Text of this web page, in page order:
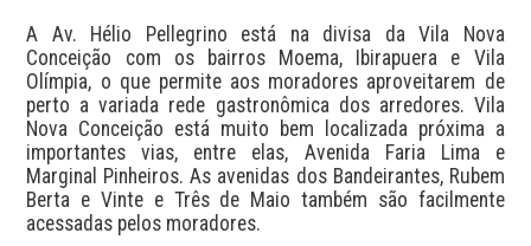
A Av. Hélio Pellegrino está na divisa da Vila Nova
Conceição com os bairros Moema, Ibirapuera e Vila
Olímpia, o que permite aos moradores aproveitarem de
perto a variada rede gastronômica dos arredores. Vila
Nova Conceição está muito bem localizada próxima a
importantes vias, entre elas, Avenida Faria Lima e
Marginal Pinheiros. As avenidas dos Bandeirantes, Rubem
Berta e Vinte e Três de Maio também são facilmente
acessadas pelos moradores.